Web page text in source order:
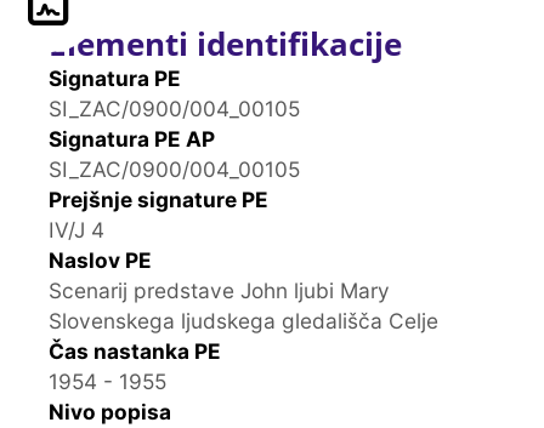
Elementi identifikacije
Signatura PE
SI_ZAC/0900/004_00105
Signatura PE AP
SI_ZAC/0900/004_00105
Prejšnje signature PE
IV/J 4
Naslov PE
Scenarij predstave John ljubi Mary
Slovenskega ljudskega gledališča Celje
Čas nastanka PE
1954 - 1955
Nivo popisa